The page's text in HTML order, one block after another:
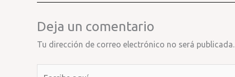
Deja un comentario
Tu dirección de correo electrónico no será publicada.